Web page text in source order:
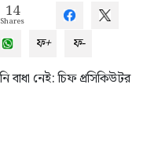
14
Shares
ফ+ ফ-